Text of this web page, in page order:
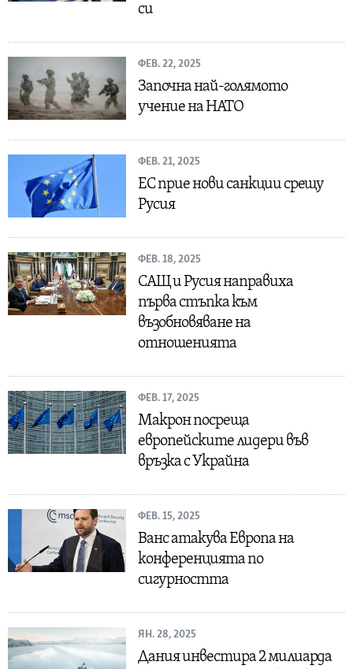
си
ФЕВ. 22, 2025
Започна най-голямото
учение на НАТО
ФЕВ. 21, 2025
ЕС прие нови санкции срещу
Русия
ФЕВ. 18, 2025
САЩ и Русия направиха
първа стъпка към
възобновяване на
отношенията
ФЕВ. 17, 2025
Макрон посреща
европейските лидери във
връзка с Украйна
ФЕВ. 15, 2025
Ванс атакува Европа на
конференцията по
сигурността
ЯН. 28, 2025
Дания инвестира 2 милиарда